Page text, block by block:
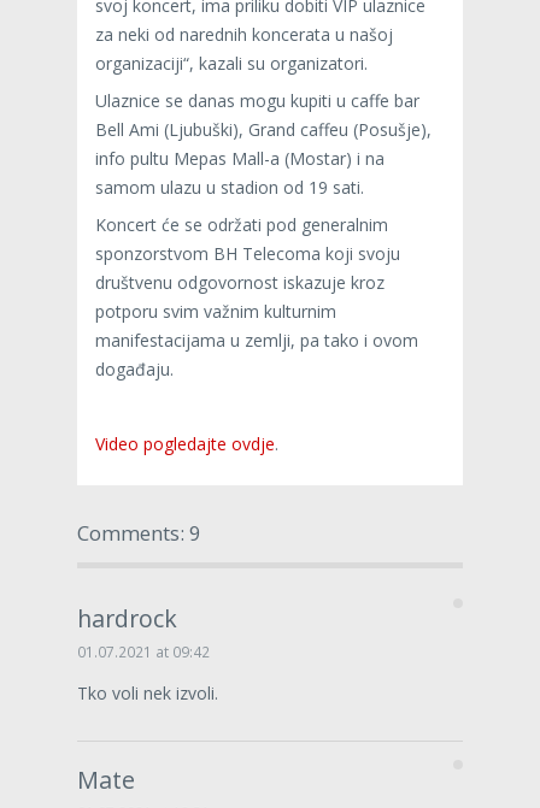
svoj koncert, ima priliku dobiti VIP ulaznice
za neki od narednih koncerata u našoj
organizaciji“, kazali su organizatori.
Ulaznice se danas mogu kupiti u caffe bar
Bell Ami (Ljubuški), Grand caffeu (Posušje),
info pultu Mepas Mall-a (Mostar) i na
samom ulazu u stadion od 19 sati.
Koncert će se održati pod generalnim
sponzorstvom BH Telecoma koji svoju
društvenu odgovornost iskazuje kroz
potporu svim važnim kulturnim
manifestacijama u zemlji, pa tako i ovom
događaju.
Video pogledajte ovdje.
Comments: 9
hardrock
01.07.2021 at 09:42
Tko voli nek izvoli.
Mate